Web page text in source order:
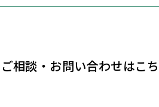
ご相談・お問い合わせはこ